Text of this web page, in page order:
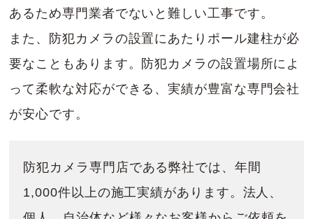
あるため専門業者でないと難しい工事です。
また、防犯カメラの設置にあたりポール建柱が必
要なこともあります。防犯カメラの設置場所によ
って柔軟な対応ができる、実績が豊富な専門会社
が安心です。
防犯カメラ専門店である弊社では、年間
1,000件以上の施工実績があります。法人、